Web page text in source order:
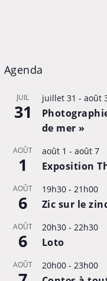
Agenda
JUIL
31
juillet 31 - août
de mer »
AOÛT
1
août 1 - août 7
Exposition
AOÛT
6
19h30- 21h00
Zic sur le
AOÛT
6
20h30- 22h30
Loto
AOÛT 20h00- 23h00